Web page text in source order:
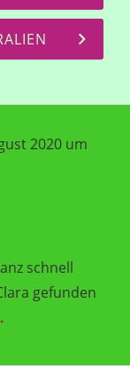
2020 um
schnell
gefunden